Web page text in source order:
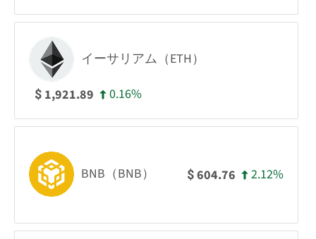
イーサリアム（ETH）
$ 1,921.89 0.16%
BNB（BNB） $604.76 2.12%